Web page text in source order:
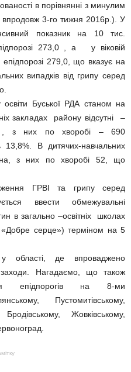
в порівнянні з минулим
3-го тижня 2016р.). У
показник на 10 тис.
273,0 , а у віковій
епідпорозі 279,0, що вказує на
випадків від грипу серед
освіти Буської РДА станом на
закладах району відсутні –
, з них по хворобі – 690
В дитячих-навчальних
з них по хворобі 52, що
ГРВІ та грипу серед
ввести обмежувальні
в загально –освітніх школах
серце») терміном на 5
області, де впроваджено
заходи. Нагадаємо, що також
епідпорогів на 8-ми
Пустомитівському,
Жовківському,